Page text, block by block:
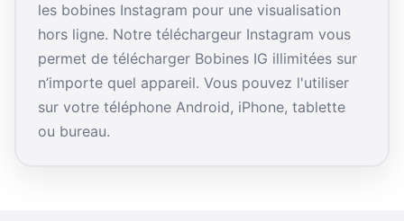
les bobines Instagram pour une visualisation
hors ligne. Notre téléchargeur Instagram vous
permet de télécharger Bobines IG illimitées sur
n’importe quel appareil. Vous pouvez l'utiliser
sur votre téléphone Android, iPhone, tablette
ou bureau.